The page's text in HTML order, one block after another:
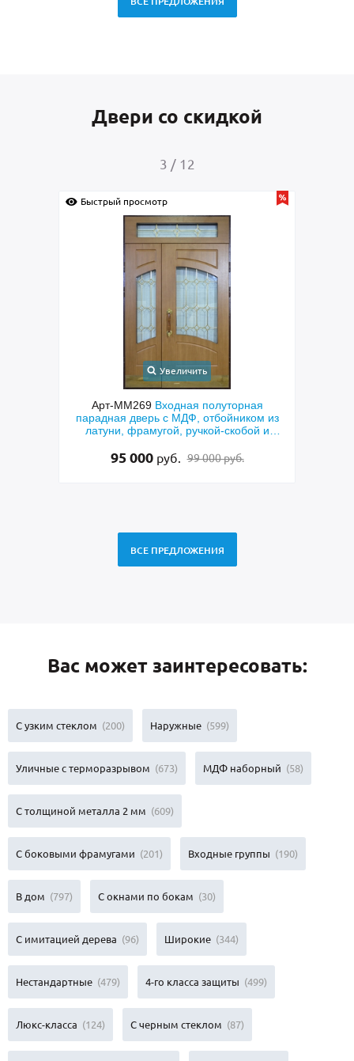
Двери со скидкой
4 / 12
Быстрый просмотр
Входная полуторная
парадная дверь с МДФ, отбойником из
латуни, фрамугой, ручкой-скобой и
руб. 99 000 руб.
Быстрый просмотр
Арт-ММ267
с коричневыми
ВСЕ ПРЕДЛОЖЕНИЯ
Вас может заинтересовать:
С узким стеклом (200) Наружные (599)
Уличные с терморазрывом (673) МДФ наборный (58)
С толщиной металла 2 мм (609)
С боковыми фрамугами (201) Входные группы (190)
В дом (797) С окнами по бокам (30)
С имитацией дерева (96) Широкие (344)
Нестандартные (479) 4-го класса защиты (499)
Люкс-класса (124) С черным стеклом (87)